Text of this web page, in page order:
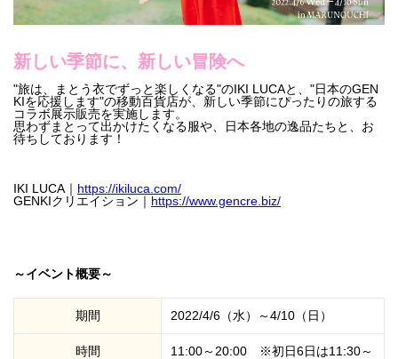
新しい季節に、新しい冒険へ
"旅は、まとう衣でずっと楽しくなる"のIKI LUCAと、"日本のGEN
KIを応援します"の移動百貨店が、新しい季節にぴったりの旅する
コラボ展示販売を実施します。
思わずまとって出かけたくなる服や、日本各地の逸品たちと、お
待ちしております！
IKI LUCA｜ https://ikiluca.com/
GENKIクリエイション｜ https://www.gencre.biz/
～イベント概要～
期間 2022/4/6（水）～4/10（日）
時間
11:00～20:00 ※初日6日は11:30～